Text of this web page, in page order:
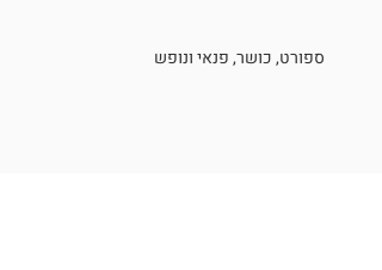
ספורט, כושר, פנאי ונופש